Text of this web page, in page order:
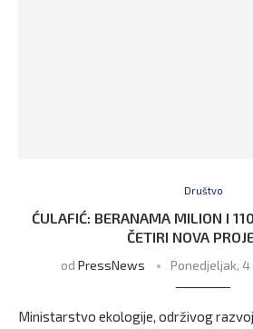
Društvo
ĆULAFIĆ: BERANAMA MILION I
ČETIRI NOVA
od PressNews Ponedjeljak,
Ministarstvo ekologije, održivog